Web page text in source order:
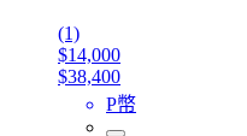
(1)
$14,000
$38,400
P幣